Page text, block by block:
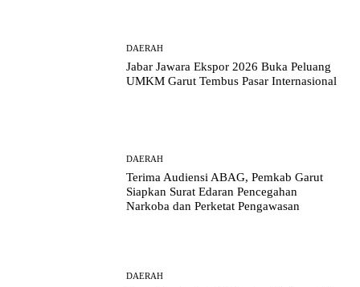
DAERAH
Jabar Jawara Ekspor 2026 Buka Peluang
UMKM Garut Tembus Pasar Internasional
DAERAH
Terima Audiensi ABAG, Pemkab Garut
Siapkan Surat Edaran Pencegahan
Narkoba dan Perketat Pengawasan
DAERAH